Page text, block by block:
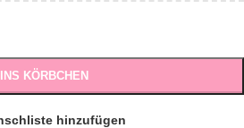
INS KÖRBCHEN
hinzufügen